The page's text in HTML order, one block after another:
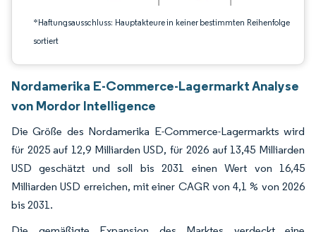
*Haftungsausschluss: Hauptakteure in keiner bestimmten Reihenfolge
sortiert
Nordamerika E-Commerce-Lagermarkt Analyse
von Mordor Intelligence
Die Größe des Nordamerika E-Commerce-Lagermarkts wird
für 2025 auf 12,9 Milliarden USD, für 2026 auf 13,45 Milliarden
USD geschätzt und soll bis 2031 einen Wert von 16,45
Milliarden USD erreichen, mit einer CAGR von 4,1 % von 2026
bis 2031.